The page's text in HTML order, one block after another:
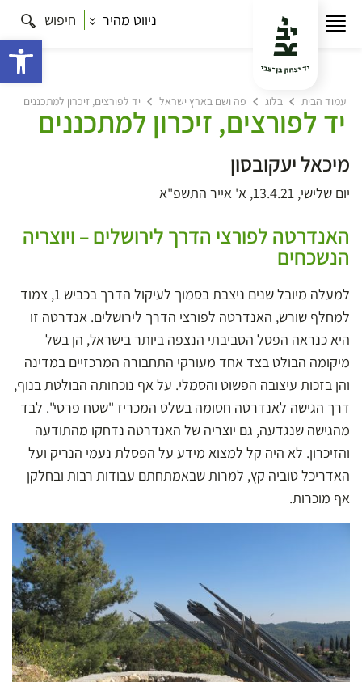
ניווט מהיר חיפוש
עמוד הבית בלוג פה ושם בארץ ישראל יד לפורצים, זיכרון למתכננים
יד לפורצים, זיכרון למתכננים
מיכאל יעקובסון
יום שלישי, 13.4.21, א' אייר התשפ"א
האנדרטה לפורצי הדרך לירושלים – ויוצריה
הנשכחים
למעלה מיובל שנים ניצבת בסמוך לעיקול הדרך בכביש 1, צמוד
למחלף שורש, האנדרטה לפורצי הדרך לירושלים. אנדרטה זו
היא כנראה הפסל הסביבתי הנצפה ביותר בישראל, הן בשל
מיקומה הבולט בצד אחד מעורקי התחבורה המרכזיים במדינה
והן בזכות עיצובה הפשוט והסמלי. על אף נוכחותה הבולטת בנוף,
דרך הגישה לאנדרטה חסומה בשלט המכריז "שטח פרטי". לבד
מהגישה שנגדעה, גם יוצריה של האנדרטה נדחקו מהתודעה
והזיכרון. לא היה קל למצוא מידע על הפסלת נעמי הנריק ועל
האדריכל טוביה קץ, למרות שבאמתחתם עבודות רבות ובחלקן
אף מוכרות.